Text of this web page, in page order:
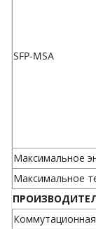
SFP-MSA
Максимальное
Максимальное